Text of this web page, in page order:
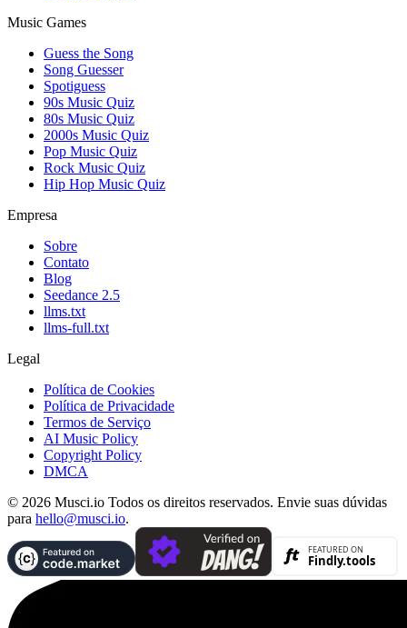
Music Games
Guess the Song
Song Guesser
Spotiguess
90s Music Quiz
80s Music Quiz
2000s Music Quiz
Pop Music Quiz
Rock Music Quiz
Hip Hop Music Quiz
Empresa
Sobre
Contato
Blog
Seedance 2.5
llms.txt
llms-full.txt
Legal
Política de Cookies
Política de Privacidade
Termos de Serviço
AI Music Policy
Copyright Policy
DMCA
© 2026 Musci.io Todos os direitos reservados. Envie suas dúvidas
para hello@musci.io.